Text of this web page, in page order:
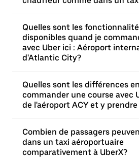
Quelles sont les
disponibles quand je
avec Uber ici : Aéroport
d'Atlantic City?
Quelles sont les différences
commander une course avec
de l'aéroport ACY et y
Combien de passagers
dans un taxi aéroportuaire
comparativement à UberX?